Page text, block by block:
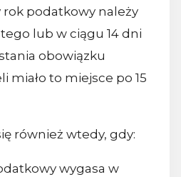
rok podatkowy należy
lub w ciągu 14 dni
obowiązku
miało to miejsce po 15
również wtedy, gdy:
wygasa w